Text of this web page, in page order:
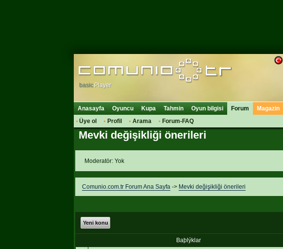
basic Player
Anasayfa Oyuncu Kupa Tahmin Oyun bilgisi
Forum
Üye ol
Profil Arama Forum-FAQ
Magazin
Mevki değişikliği önerileri
Moderatör: Yok
Comunio.com.tr Forum Ana Sayfa-> Mevki değişikliği önerileri
Yeni konu
Baþlýklar